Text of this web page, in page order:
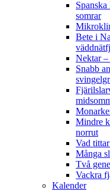
somrar
Bete i
Nektar –
Snabb
Mindre
norrut
Vad
Många
Två
Vackra
Kalender